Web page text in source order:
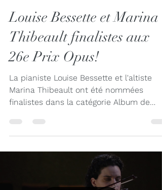
Dorothée Jourdain
1 min de lecture
Louise Bessette et Marina
Thibeault finalistes aux
26e Prix Opus!
finalistes dans la catégorie Album de